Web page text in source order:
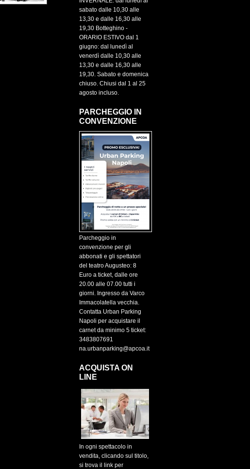
sabato dalle 10,30 alle
13,30 e dalle 16,30 alle
19,30 Botteghino -
ORARIO ESTIVO dal 1
giugno: dal lunedì al
venerdì dalle 10,30 alle
13,30 e dalle 16,30 alle
19,30. Sabato e domenica
chiuso. Chiusi dal 1 al 25
agosto incluso.
PARCHEGGIO IN
CONVENZIONE
Parcheggio in
convenzione per gli
abbonati e gli spettatori
del teatro Augusteo: 8
Euro a ticket, dalle ore
20.00 alle 07.00 tutti i
giorni. Ingresso da Varco
Immacolatella vecchia.
Contatta Urban Parking
Napoli per acquistare il
carnet da minimo 5 ticket:
3483807691
na.urbanparking@apcoa.it
ACQUISTA ON
LINE
In ogni spettacolo in
vendita, clicando sul titolo,
si trova il link per